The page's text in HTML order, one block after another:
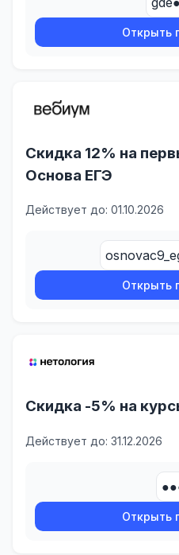
Открыть
Скидка 12% на
Основа ЕГЭ
Действует до: 01.10.2026
Открыть
Скидка -5% на
Действует до: 31.12.2026
Открыть